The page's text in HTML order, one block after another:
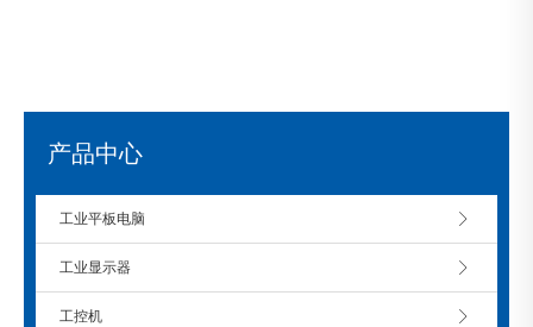
产品中心
工业平板电脑
工业显示器
工控机